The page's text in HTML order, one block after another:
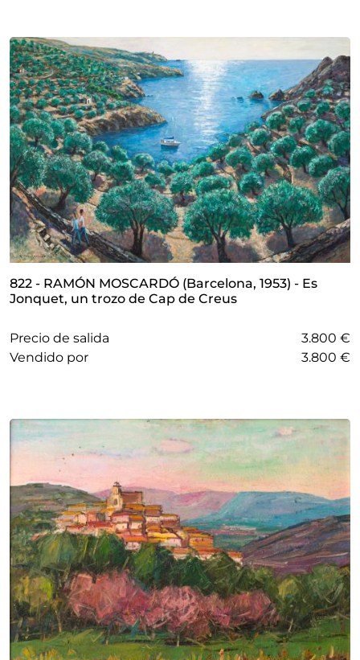
822 - RAMÓN MOSCARDÓ (Barcelona, 1953) - Es
Jonquet, un trozo de Cap de Creus
Precio de salida
3.800 €
vendido por
3.800 €